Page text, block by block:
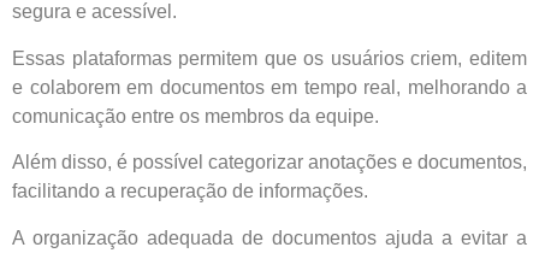
segura e acessível.
Essas plataformas permitem que os usuários criem, editem
e colaborem em documentos em tempo real, melhorando a
comunicação entre os membros da equipe.
Além disso, é possível categorizar anotações e documentos,
facilitando a recuperação de informações.
A organização adequada de documentos ajuda a evitar a